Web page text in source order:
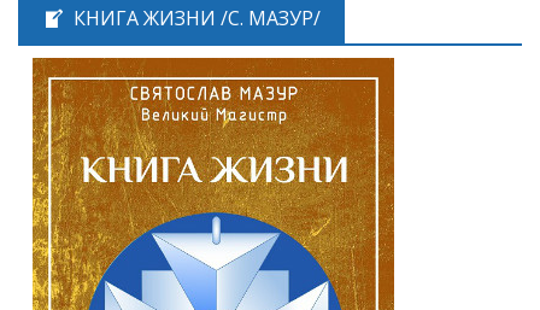
КНИГА ЖИЗНИ /С. МАЗУР/